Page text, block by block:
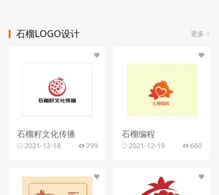
石榴LOGO设计 更多
石榴籽文化传播
2021-12-18 799
石榴编程
2021-12-19 660